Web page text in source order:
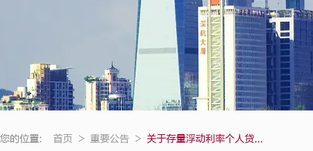
您的位置: 首页 > 重要公告 > 关于存量浮动利率个人贷...